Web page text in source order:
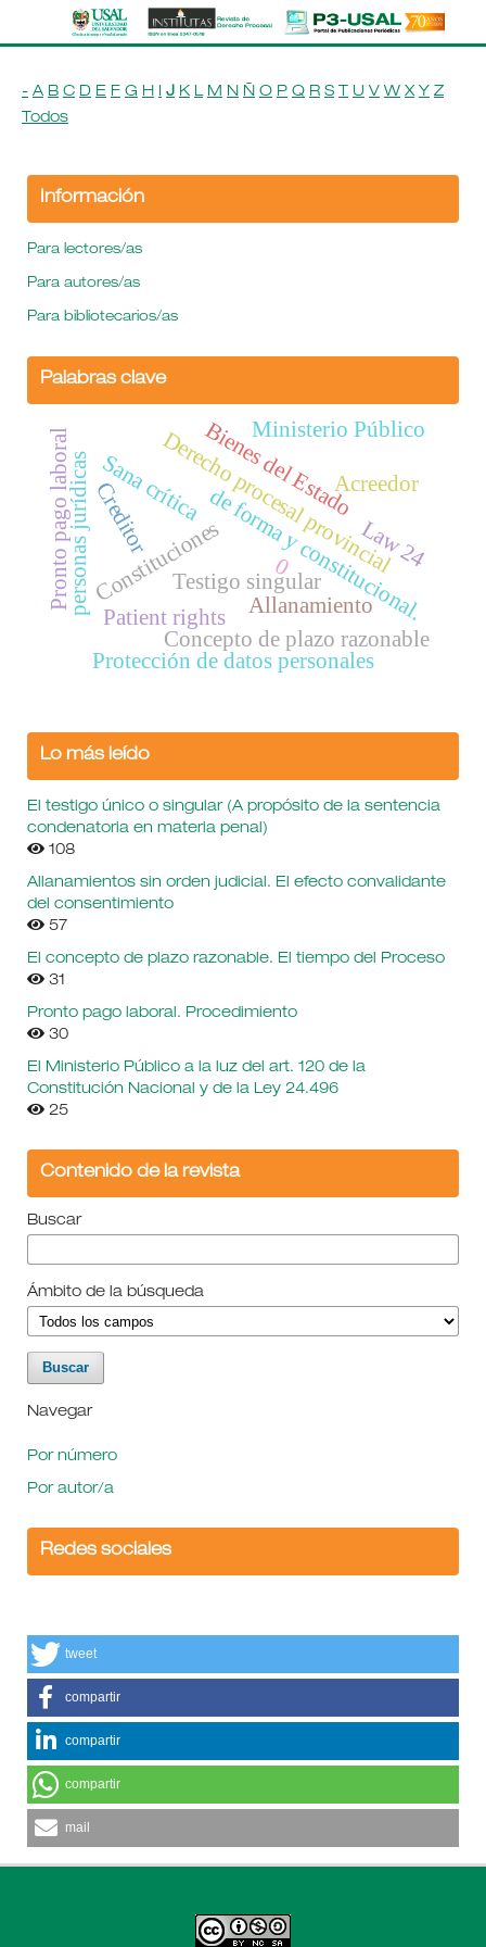
- A B C D E F G H I J K L M N Ñ O P Q R S T U V W X Y Z
Todos
Información
Para lectores/as
Para autores/as
Para bibliotecarios/as
Palabras clave
Testigo singular
de forma y constitucional.
Derecho procesal provincial
Constituciones
Bienes del Estado
Concepto de plazo razonable
Law 24
personas jurídicas
Protección de datos personales
Allanamiento
0
Acreedor
Sana crítica
Pronto pago laboral Creditor
Patient rights
Ministerio Público
Lo más leído
El testigo único o singular (A propósito de la sentencia
condenatoria en materia penal)
108
Allanamientos sin orden judicial. El efecto convalidante
del consentimiento
57
El concepto de plazo razonable. El tiempo del Proceso
31
Pronto pago laboral. Procedimiento
30
El Ministerio Público a la luz del art. 120 de la
Constitución Nacional y de la Ley 24.496
25
Contenido de la revista
Buscar
Ámbito de la búsqueda
Navegar
Por número
Por autor/a
Redes sociales
tweet
compartir
compartir
compartir
mail